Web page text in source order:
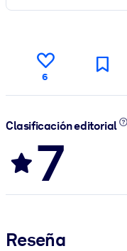
6
Clasificación editorial
7
Reseña